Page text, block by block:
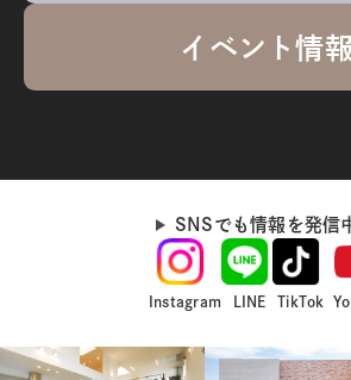
イベント情報
SNSでも情報を発信
Instagram LINE TikTok